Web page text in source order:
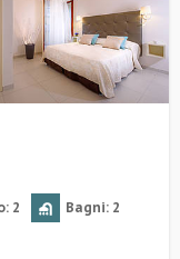
2 Bagni: 2